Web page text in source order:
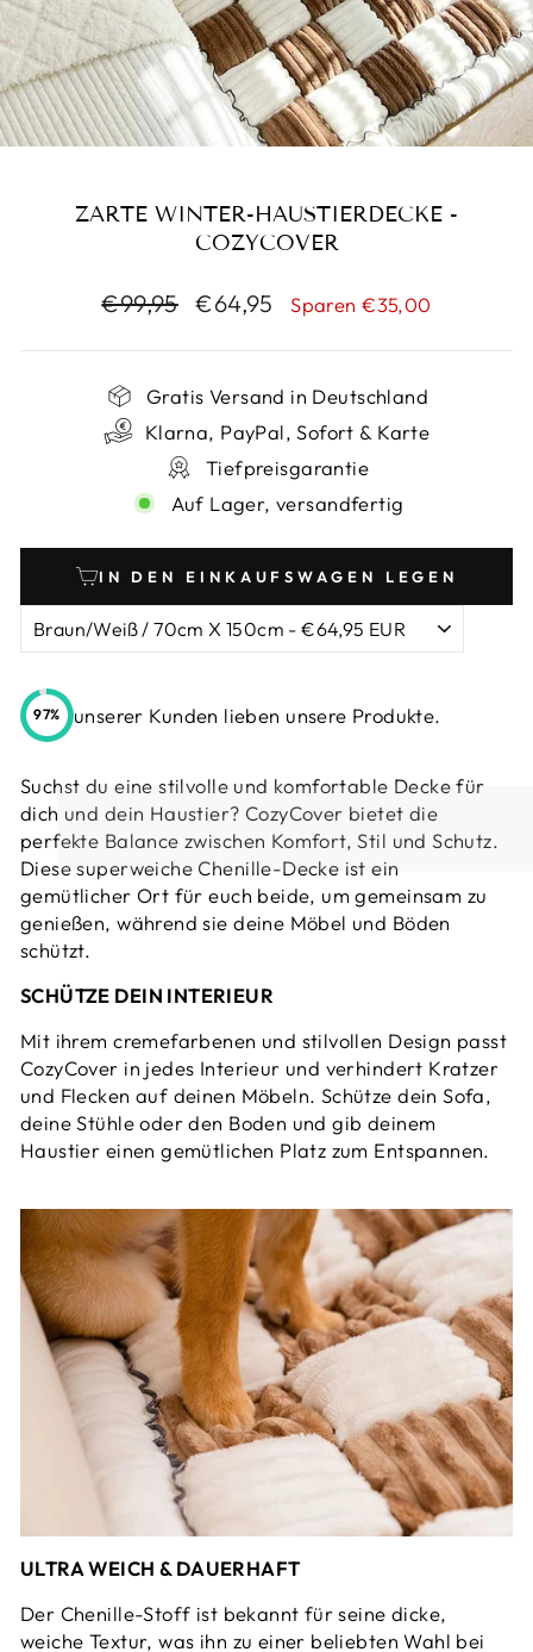
ZARTE WINTER-HAUSTIERDECKE -
COZYCOVER
Normaler
€99,95 Sonderpreis
€64,95 Sparen €35,00
Gratis Versand in Deutschland
Klarna, PayPal, Sofort & Karte
Tiefpreisgarantie
Auf Lager, versandfertig
IN DEN EINKAUFSWAGEN LEGEN
97% unserer Kunden lieben unsere Produkte.
Suchst du eine stilvolle und komfortable Decke für
dich und dein Haustier? CozyCover bietet die
perfekte Balance zwischen Komfort, Stil und Schutz.
Diese superweiche Chenille-Decke ist ein
gemütlicher Ort für euch beide, um gemeinsam zu
genießen, während sie deine Möbel und Böden
schützt.
SCHÜTZE DEIN INTERIEUR
Mit ihrem cremefarbenen und stilvollen Design passt
CozyCover in jedes Interieur und verhindert Kratzer
und Flecken auf deinen Möbeln. Schütze dein Sofa,
deine Stühle oder den Boden und gib deinem
Haustier einen gemütlichen Platz zum Entspannen.
ULTRA WEICH & DAUERHAFT
Der Chenille-Stoff ist bekannt für seine dicke,
weiche Textur, was ihn zu einer beliebten Wahl bei